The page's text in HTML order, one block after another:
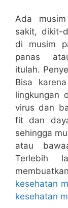
Ada
sakit, dikit-
di musim
panas
itulah.
Bisa
lingkungan
virus dan
fit dan
sehingga
atau
Terlebih
kesehatan
kesehatan